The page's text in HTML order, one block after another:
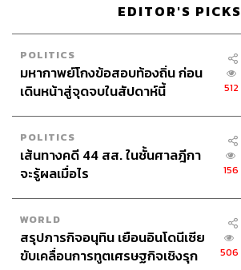
EDITOR'S PICKS
POLITICS
มหากาพย์โกงข้อสอบท้องถิ่น ก่อน
เดินหน้าสู่จุดจบในสัปดาห์นี้
512
POLITICS
เส้นทางคดี 44 สส. ในชั้นศาลฎีกา
จะรู้ผลเมื่อไร
156
WORLD
สรุปภารกิจอนุทิน เยือนอินโดนีเซีย
ขับเคลื่อนการทูตเศรษฐกิจเชิงรุก
506